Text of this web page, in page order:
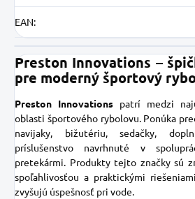
EAN:
Preston Innovations –
pre moderný športový
Preston Innovations patrí medzi
oblasti športového rybolovu. Ponúka
navijaky, bižutériu, sedačky,
príslušenstvo navrhnuté v
pretekármi. Produkty tejto značky sú
spoľahlivosťou a praktickými
zvyšujú úspešnosť pri vode.